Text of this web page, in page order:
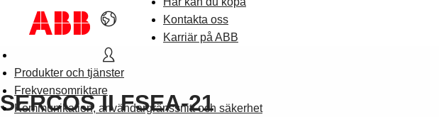
Kontakta oss
Karriär på ABB
Produkter och tjänster
Frekvensomriktare
Kommunikation, användargränssnitt och säkerhet
SERCOS II FSEA-21